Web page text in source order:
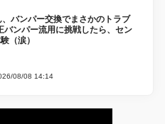
、バンパー交換でまさかのトラブ
バンパー流用に挑戦したら、セン
（涙）
08/08 14:14